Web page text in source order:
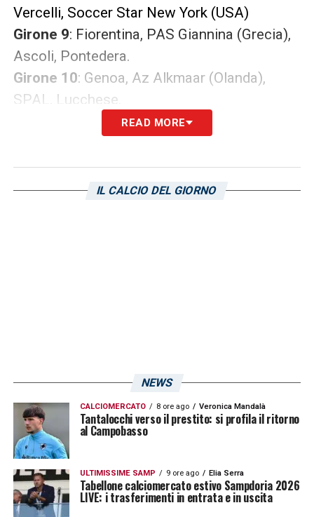
Vercelli, Soccer Star New York (USA)
Girone 9: Fiorentina, PAS Giannina (Grecia),
Ascoli, Pontedera.
Girone 10: Genoa, Az Alkmaar (Olanda),
SPAL, Lucchese.
READ MORE
IL CALCIO DEL GIORNO
NEWS
CALCIOMERCATO 8 ore ago Veronica Mandalà
Tantalocchi verso il prestito: si profila il ritorno
al Campobasso
ULTIMISSIME SAMP 9 ore ago Elia Serra
Tabellone calciomercato estivo Sampdoria 2026
LIVE: i trasferimenti in entrata e in uscita